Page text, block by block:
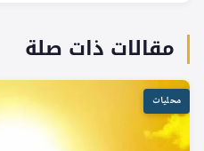
مقالات ذات صلة
محليات